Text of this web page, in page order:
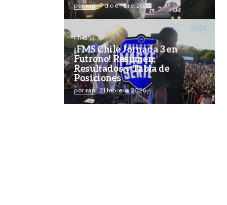
por rap 7 diciembre, 2022
FMS
¡FMS Chile Jornada 3 en
Futrono! Resumen,
Resultados y Tabla de
Posiciones
por rap 21 febrero, 2026